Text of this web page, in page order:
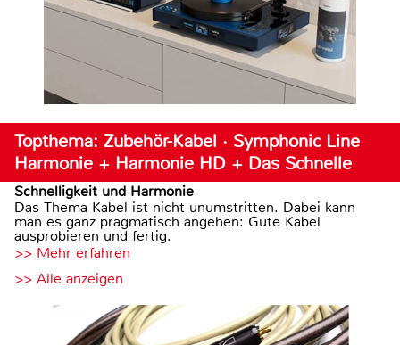
Topthema: Zubehör-Kabel · Symphonic Line
Harmonie + Harmonie HD + Das Schnelle
Schnelligkeit und Harmonie
Das Thema Kabel ist nicht unumstritten. Dabei kann
man es ganz pragmatisch angehen: Gute Kabel
ausprobieren und fertig.
>> Mehr erfahren
>> Alle anzeigen